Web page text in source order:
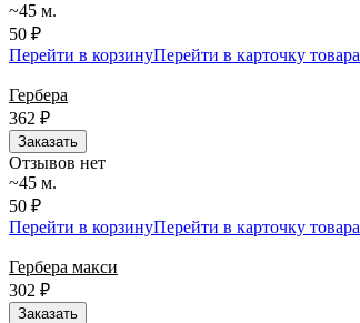
~45 м.
50 ₽
Перейти в корзинуПерейти в карточку товара
Гербера
362 ₽
Заказать
Отзывов нет
~45 м.
50 ₽
Перейти в корзинуПерейти в карточку товара
Гербера макси
302 ₽
Заказать